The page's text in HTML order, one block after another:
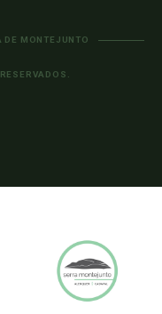
DE MONTEJUNTO